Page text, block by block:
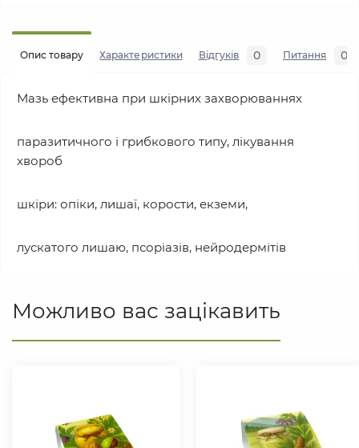
Опис товару Характеристики Відгуків 0 Питання 0
Мазь ефективна при шкірних захворюваннях
паразитичного і грибкового типу, лікування
хвороб
шкіри: опіки, лишаї, корости, екземи,
лускатого лишаю, псоріазів, нейродермітів
Можливо вас зацікавить